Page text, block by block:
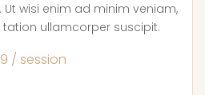
wisi enim ad minim veniam,
tation ullamcorper suscipit.
/ session